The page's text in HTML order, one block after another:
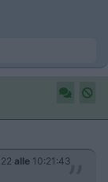
alle 10:21:43